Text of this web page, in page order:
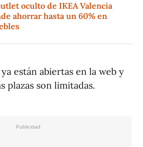
oculto de IKEA Valencia
ahorrar hasta un 60% en
están abiertas en la web y
plazas son limitadas.